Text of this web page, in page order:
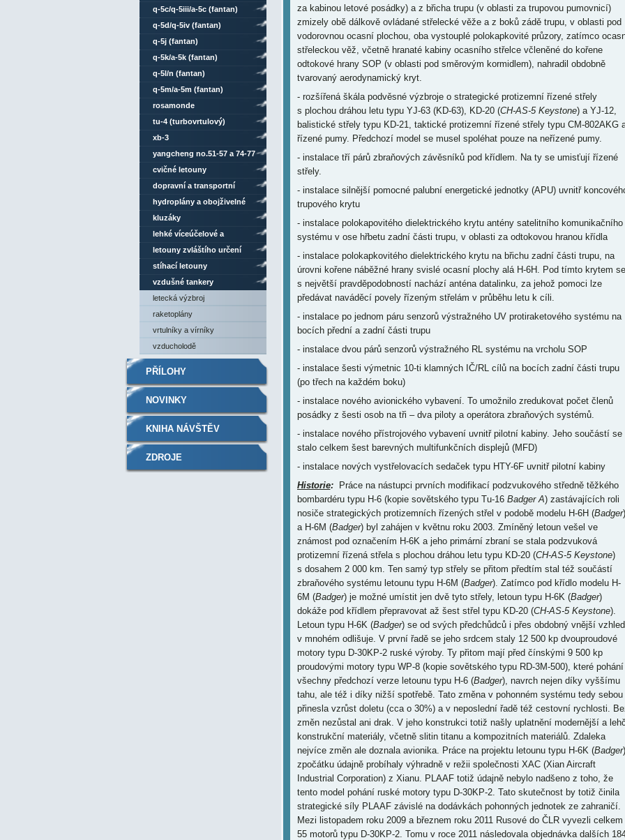
za kabinou letové posádky) a z břicha trupu (v oblasti za trupovou pumovnicí)
zmizely obě dálkově ovládané střelecké věže a z boků zádě trupu, v oblasti pod
vodorovnou ocasní plochou, oba vystouplé polokapkovité průzory, zatímco
střeleckou věž, včetně hranaté kabiny ocasního střelce včleněné do kořene
odtokové hrany SOP (v oblasti pod směrovým kormidlem), nahradil obdobně
tvarovaný aerodynamický kryt.
- rozšířená škála podvěsné výzbroje o strategické protizemní řízené střely
s plochou dráhou letu typu YJ-63 (KD-63), KD-20 (CH-AS-5 Keystone) a YJ-12,
balistické střely typu KD-21, taktické protizemní řízené střely typu CM-802AKG
řízené pumy. Předchozí model se musel spoléhat pouze na neřízené pumy.
- instalace tří párů zbraňových závěsníků pod křídlem. Na ty se umisťují řízené
střely.
- instalace silnější pomocné palubní energetické jednotky (APU) uvnitř
trupového krytu
- instalace polokapovitého dielektrického krytu antény satelitního komunikačního
systému v ose hřbetu zadní části trupu, v oblasti za odtokovou hranou křídla
- instalace polokapkovitého dielektrického krytu na břichu zadní části trupu, na
úrovni kořene náběžné hrany svislé ocasní plochy alá H-6H. Pod tímto krytem se
s největší pravděpodobností nachází anténa datalinku, za jehož pomoci lze
předávat naváděcí povely řízeným střelám v průběhu letu k cíli.
- instalace po jednom páru senzorů výstražného UV protiraketového systému na
bocích přední a zadní části trupu
- instalace dvou párů senzorů výstražného RL systému na vrcholu SOP
- instalace šesti výmetnic 10-ti klamných IČ/RL cílů na bocích zadní části trupu
(po třech na každém boku)
- instalace nového avionického vybavení. To umožnilo zredukovat počet členů
posádky z šesti osob na tři – dva piloty a operátora zbraňových systémů.
- instalace nového přístrojového vybavení uvnitř pilotní kabiny. Jeho součástí se
stalo celkem šest barevných multifunkčních displejů (MFD)
- instalace nových vystřelovacích sedaček typu HTY-6F uvnitř pilotní kabiny
Historie:Práce na nástupci prvních modifikací podzvukového středně těžkého
bombardéru typu H-6 (kopie sovětského typu Tu-16 Badger A) zastávajících roli
nosiče strategických protizemních řízených střel v podobě modelu H-6H (Badger)
a H-6M (Badger) byl zahájen v květnu roku 2003. Zmíněný letoun vešel ve
známost pod označením H-6K a jeho primární zbraní se stala podzvuková
protizemní řízená střela s plochou dráhou letu typu KD-20 (CH-AS-5 Keystone)
s dosahem 2 000 km. Ten samý typ střely se přitom předtím stal též součástí
zbraňového systému letounu typu H-6M (Badger). Zatímco pod křídlo modelu H-
6M (Badger) je možné umístit jen dvě tyto střely, letoun typu H-6K (Badger)
dokáže pod křídlem přepravovat až šest střel typu KD-20 (CH-AS-5 Keystone).
Letoun typu H-6K (Badger) se od svých předchůdců i přes obdobný vnější vzhled
v mnohém odlišuje. V první řadě se jeho srdcem staly 12 500 kp dvouproudové
motory typu D-30KP-2 ruské výroby. Ty přitom mají před čínskými 9 500 kp
proudovými motory typu WP-8 (kopie sovětského typu RD-3M-500), které pohání
všechny předchozí verze letounu typu H-6 (Badger), navrch nejen díky vyššímu
tahu, ale též i díky nižší spotřebě. Tato změna v pohonném systému tedy sebou
přinesla vzrůst doletu (cca o 30%) a v neposlední řadě též cestovní rychlosti.
změn nezůstal ani drak. V jeho konstrukci totiž našly uplatnění modernější a
konstrukční materiály, včetně slitin titanu a kompozitních materiálů. Zdaleka
nejvíce změn ale doznala avionika. Práce na projektu letounu typu H-6K (Badger)
zpočátku údajně probíhaly výhradně v režii společnosti XAC (Xian Aircraft
Industrial Corporation) z Xianu. PLAAF totiž údajně nebylo nadšeno z toho, že
tento model pohání ruské motory typu D-30KP-2. Tato skutečnost by totiž činila
strategické síly PLAAF závislé na dodávkách pohonných jednotek ze zahraničí.
Mezi listopadem roku 2009 a březnem roku 2011 Rusové do ČLR vyvezli celkem
55 motorů typu D-30KP-2. Tomu v roce 2011 následovala objednávka dalších
q-5c/q-5iii/a-5c (fantan)
q-5d/q-5iv (fantan)
q-5j (fantan)
q-5k/a-5k (fantan)
q-5l/n (fantan)
q-5m/a-5m (fantan)
rosamonde
tu-4 (turbovrtulový)
xb-3
yangcheng no.51-57 a 74-77
cvičné letouny
dopravní a transportní
letouny
hydroplány a obojživelné
letouny
kluzáky
lehké víceúčelové a
sportovní letouny
letouny zvláštího určení
stíhací letouny
vzdušné tankery
letecká výzbroj
raketoplány
vrtulníky a vírníky
vzducholodě
PŘÍLOHY
NOVINKY
KNIHA NÁVŠTĚV
ZDROJE